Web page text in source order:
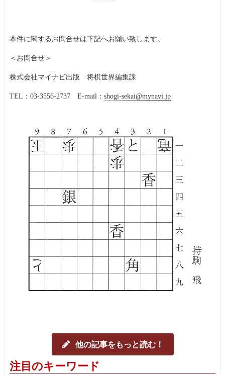
本件に関するお問合せは下記へお願い致します。
＜お問合せ＞
株式会社マイナビ出版 将棋世界編集課
TEL：03-3556-2737 E-mail： shogi-sekai@mynavi.jp
他の記事をもっと読む！
注目のキーワード